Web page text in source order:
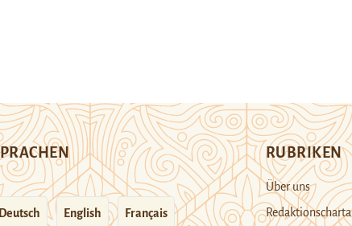
Deutsch English Français
RUBRIKEN
Über uns
Redaktionscharta